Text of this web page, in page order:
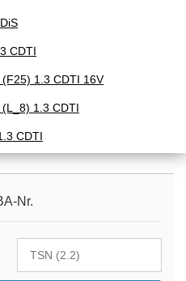
CDTI
(F25) 1.3 CDTI 16V
(L_8) 1.3 CDTI
CDTI
Nr.